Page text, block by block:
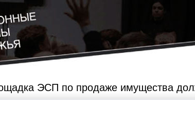
ЭСП по продаже имущества